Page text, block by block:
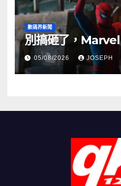
數碼界新聞
別搞砸了，Marvel
05/08/2026 JOSEPH